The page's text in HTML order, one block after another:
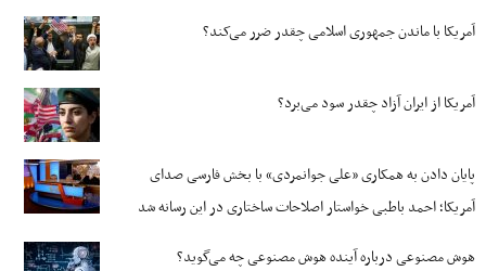
آمریکا با ماندن جمهوری اسلامی چقدر ضرر می‌کند؟
آمریکا از ایران آزاد چقدر سود می‌برد؟
پایان دادن به همکاری «علی جوانمردی» با بخش فارسی صدای
آمریکا؛ احمد باطبی خواستار اصلاحات ساختاری در این رسانه شد
هوش مصنوعی درباره آینده هوش مصنوعی چه می‌گوید؟